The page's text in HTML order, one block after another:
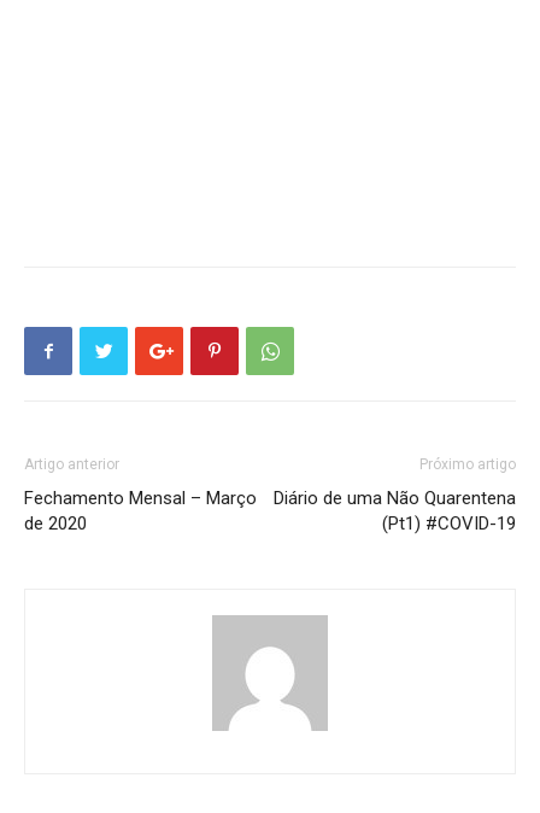
Artigo anterior
Fechamento Mensal – Março
de 2020
Próximo artigo
Diário de uma Não Quarentena
(Pt1) #COVID-19